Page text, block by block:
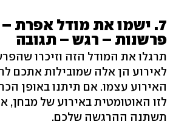
7. ישמו את מודל אפרת
פרשנות – רגש – תגובה
תרגלו את המודל הזה וזיכרו
לאירוע הן אלה שמובילות אתכם
האירוע עצמו. אם תיתנו באופן
לזו האוטומטית באירוע של מבחן,
תשתנה ההרגשה שלכם.